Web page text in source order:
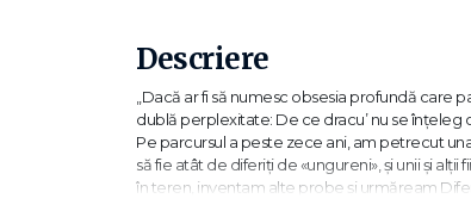
Descriere
„Dacă ar fi să numesc obsesia profundă
dublă perplexitate: De ce dracu’ nu se înţeleg
Pe parcursul a peste zece ani, am petrecut
să fie atât de diferiţi de «ungureni», şi unii şi
în teren, inventam alte probe şi urmăream